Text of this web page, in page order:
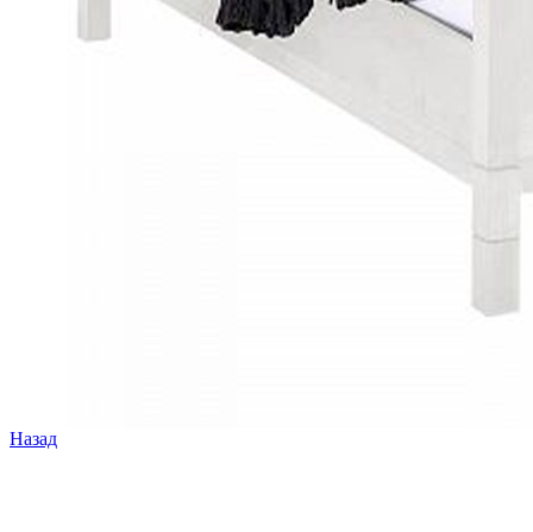
Назад